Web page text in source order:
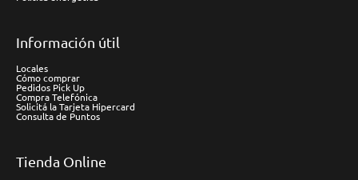
Información útil
Locales
Cómo comprar
Pedidos Pick Up
Compra Telefónica
Solicitá la Tarjeta Hipercard
Consulta de Puntos
Tienda Online